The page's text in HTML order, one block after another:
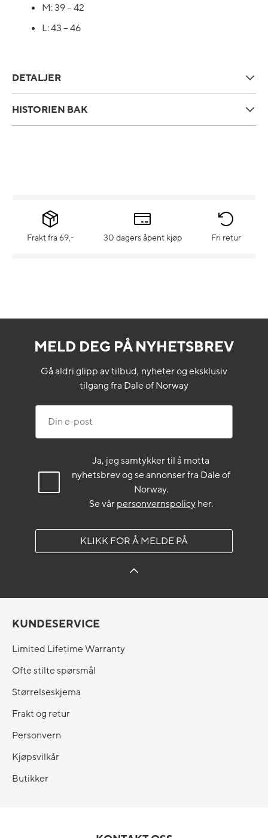
M: 39 – 42
L: 43 – 46
DETALJER
HISTORIEN BAK
Frakt fra 69,- 30 dagers åpent kjøp Fri retur
MELD DEG PÅ NYHETSBREV
Gå aldri glipp av tilbud, nyheter og eksklusiv
tilgang fra Dale of Norway
Ja, jeg samtykker til å motta
nyhetsbrev og se annonser fra Dale of
Norway.
Se vårpersonvernspolicyher.
KLIKK FOR Å MELDE PÅ
KUNDESERVICE
Limited Lifetime Warranty
Ofte stilte spørsmål
Størrelseskjema
Frakt og retur
Personvern
Kjøpsvilkår
Butikker